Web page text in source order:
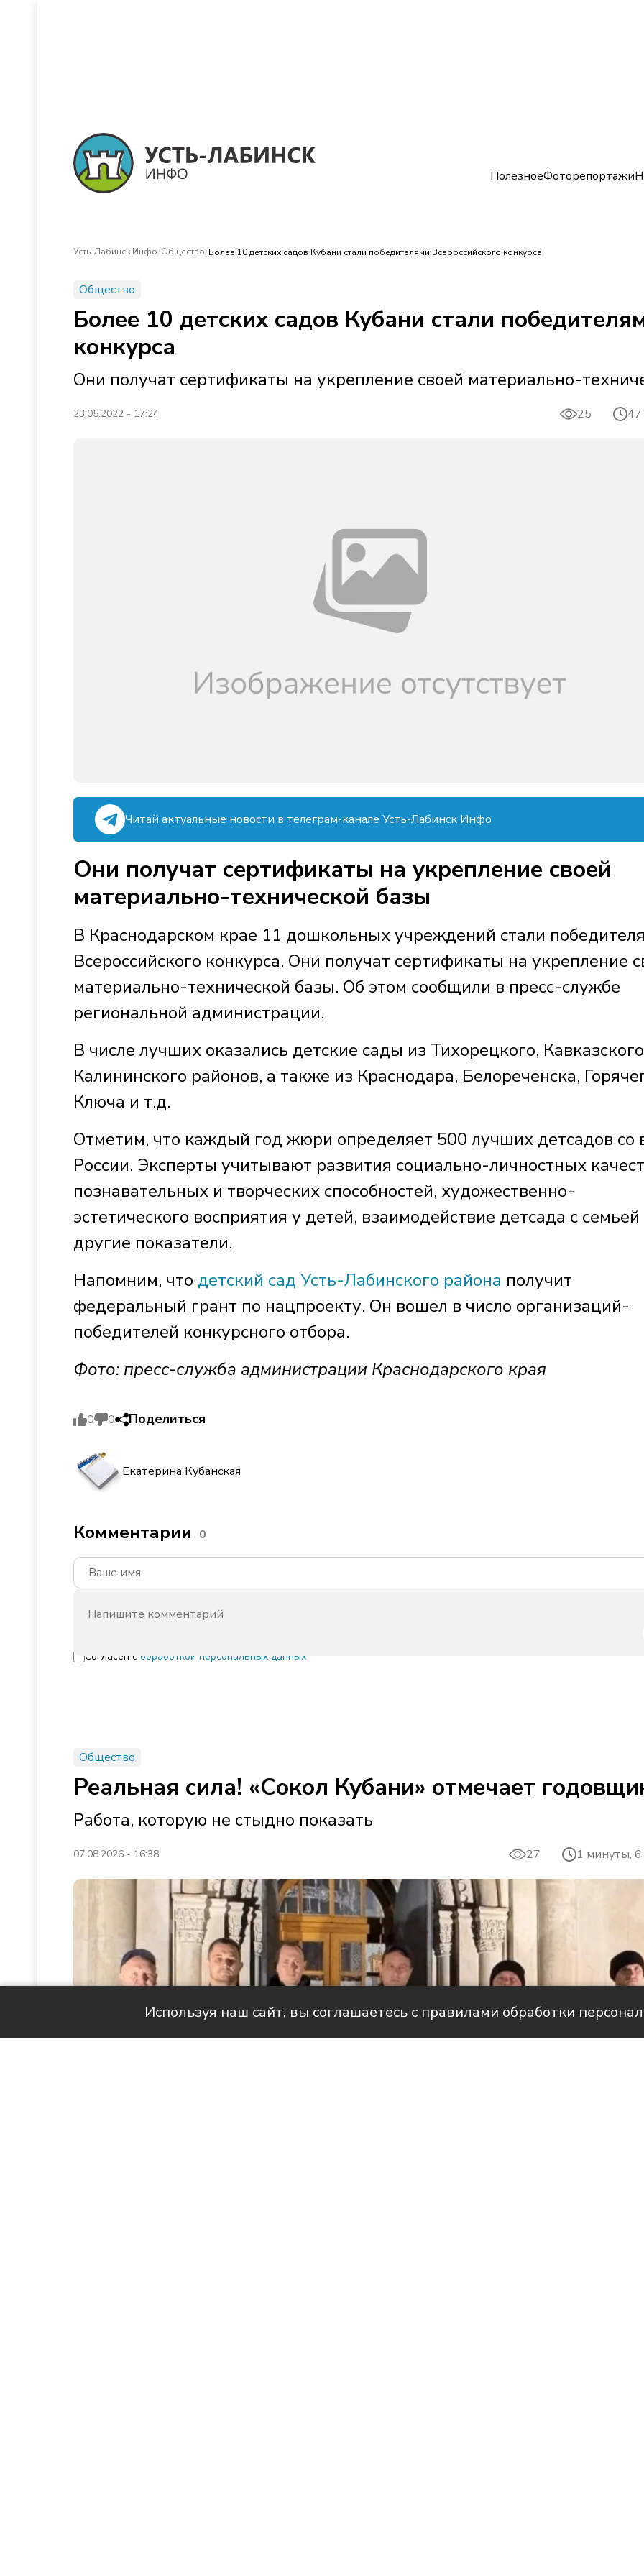
ПолезноеФоторепортажи
Усть-Лабинск Инфо/Общество/Более 10 детских садов Кубани стали победителями Всероссийского конкурса
Общество
Более 10 детских садов Кубани стали
конкурса
Они получат сертификаты на укрепление своей материально-
23.05.2022 - 17:24 25 47
Читай актуальные новости в телеграм-канале Усть-Лабинск Инфо
Они получат сертификаты на укрепление своей
материально-технической базы
В Краснодарском крае 11 дошкольных учреждений стали
Всероссийского конкурса. Они получат сертификаты на укрепление
материально-технической базы. Об этом сообщили в пресс-службе
региональной администрации.
В числе лучших оказались детские сады из Тихорецкого,
Калининского районов, а также из Краснодара, Белореченска,
Ключа и т.д.
Отметим, что каждый год жюри определяет 500 лучших детсадов со
России. Эксперты учитывают развития социально-личностных
познавательных и творческих способностей, художественно-
эстетического восприятия у детей, взаимодействие детсада с семьей
другие показатели.
Напомним, что детский сад Усть-Лабинского района получит
федеральный грант по нацпроекту. Он вошел в число организаций-
победителей конкурсного отбора.
Фото: пресс-служба администрации Краснодарского края
0 0 Поделиться
Екатерина Кубанская
Комментарии 0
Согласен с обработкой персональных данных
Общество
Реальная сила! «Сокол Кубани» отмечает
Работа, которую не стыдно показать
07.08.2026 - 16:38 27 1 минуты, 6
Используя наш сайт, вы соглашаетесь с правилами обработки